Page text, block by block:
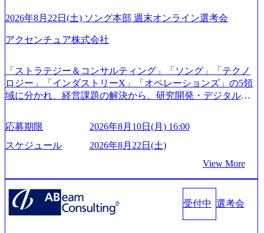
「外国人留学生等受入環境整備事業委託業務」を受託 (http
s://prtimes.jp/main/html/rd/p/000000612.000010591.html) レバレ
ジーズ、モチベーション管理システム「NALYSYS」リリー
m/@leveragesCh) レバレジーズで活躍するメンバー紹介！〜
管理職種編 〜 (https://www.youtube.com/watch?v=RETwZKac2
UI) レバレジーズで活躍するメンバー紹介！〜 営業職種編
来黒字を維持し、急成長中でありながら安定した事業を展
円を目指す日本にもなかなかないメガベンチャー。創業か
ら黒字経営。年間130%成長 https://storage.googleapis.com/our-
527843-d227-4df8-b86c-5587f843fdf6_1200x471.webp https://stor
age.googleapis.com/our-vision-production.appspot.com/public/imag
es/20251030164946_dc0888f6-0539-4887-84d7-34c8d8544226_1
200x666.webp 年間100億円規模の投資の元、10以上もの新規
2026年8月22日(土) ソング本部 週末オンライン選考会
アクセンチュア株式会社
「ストラテジー＆コンサルティング」「ソング」「テクノ
ロジー」「インダストリーX」「オペレーションズ」の5領
域に分かれ、経営課題の解決から、研究開発・デジタル・
グ領域からその実行的側面であるITサービスの提供まで一
貫して支援する総合系・IT系ファームである あらゆる産業
において非常に良質な顧客基盤を築いており、Fortune Globa
手掛けたプロジェクトは「ファーストリテイリングにおけ
るグローバル化」「資生堂グループのDX化支援」「ヴィヴ
ィアン・ウエストウッドの製品開発」など多岐にわたる コ
ンサルティング活動のみならず、2021年にはKDDIと合弁会
社「ARISE analytics」を設立し、人工知能とデータアナリテ
応募期限
2026年8月10日(月) 16:00
スケジュール
2026年8月22日(土)
View More
受付中 選考会